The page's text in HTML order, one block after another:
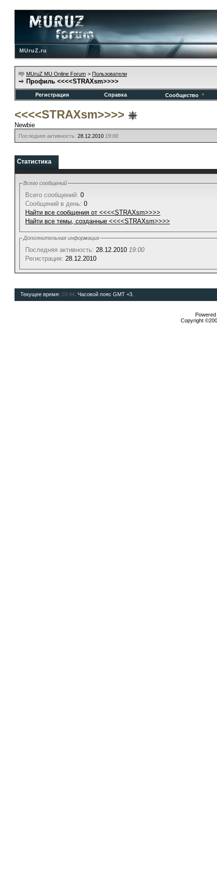
MUruZ.ru
MUruZ MU Online Forum > Пользователи
Профиль <<<<STRAXsm>>>>
Регистрация Справка Сообщество
<<<<STRAXsm>>>>
Newbie
Последняя активность: 28.12.2010 19:00
Статистика
Всего сообщений
Всего сообщений: 0
Сообщений в день: 0
Найти все сообщения от <<<<STRAXsm>>>>
Найти все темы, созданные <<<<STRAXsm>>>>
Дополнительная информация
Последняя активность: 28.12.2010 19:00
Регистрация: 28.12.2010
Текущее время: 03:44 . Часовой пояс GMT +3.
Copyright